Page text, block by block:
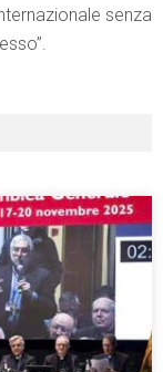
senza